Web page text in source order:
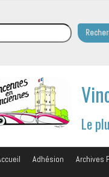
Le
Adhésion Archives